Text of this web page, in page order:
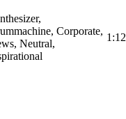
Corporate,
Neutral,
1:12